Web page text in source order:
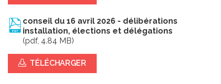
conseil du 16 avril 2026 - délibérations
installation, élections et délégations
(pdf, 4.84 MB)
TÉLÉCHARGER